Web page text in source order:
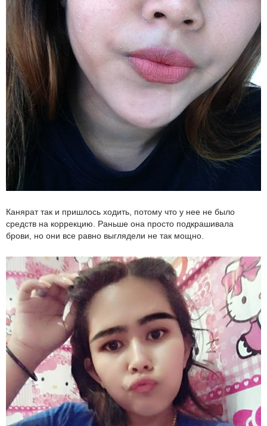
Канярат так и пришлось ходить, потому что у нее не было
средств на коррекцию. Раньше она просто подкрашивала
брови, но они все равно выглядели не так мощно.